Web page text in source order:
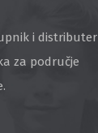
i distributer
za područje